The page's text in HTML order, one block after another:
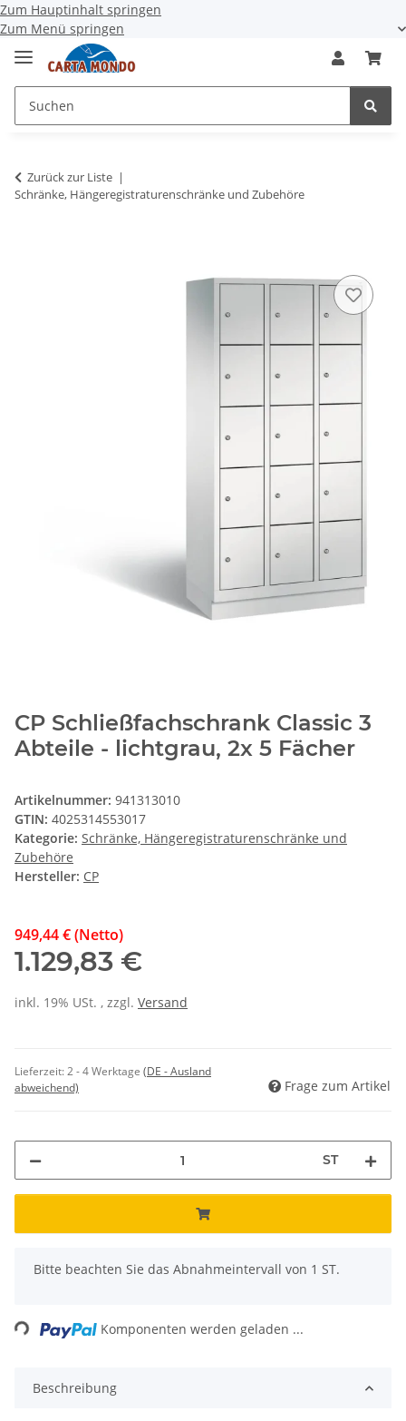
Zum Hauptinhalt springen
Zum Menü springen
Zurück zur Liste
Schränke, Hängeregistraturenschränke und Zubehöre
CP Schließfachschrank Classic 3
Abteile - lichtgrau, 2x 5 Fächer
Artikelnummer: 941313010
GTIN: 4025314553017
Kategorie: Schränke, Hängeregistraturenschränke und
Zubehöre
Hersteller: CP
949,44 € (Netto)
1.129,83 €
inkl. 19% USt. , zzgl. Versand
Lieferzeit:2 - 4 Werktage (DE - Ausland
abweichend)
Frage zum Artikel
ST
x
Bitte beachten Sie das Abnahmeintervall von 1 ST.
Komponenten werden geladen ...
Beschreibung